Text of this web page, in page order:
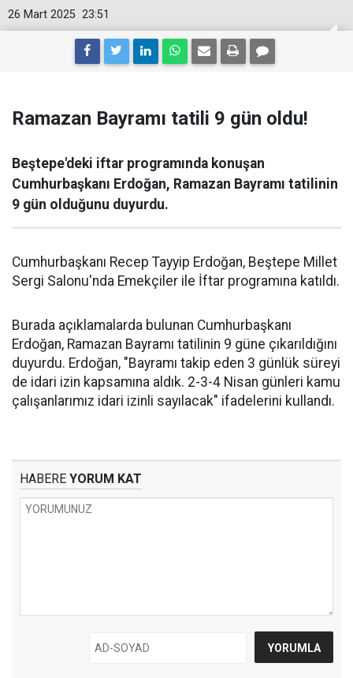
23:51
26 Mart 2025
Ramazan Bayramı tatili 9 gün oldu!
Beştepe'deki iftar programında konuşan
Cumhurbaşkanı Erdoğan, Ramazan Bayramı tatilinin
9 gün olduğunu duyurdu.
Cumhurbaşkanı Recep Tayyip Erdoğan, Beştepe Millet
Sergi Salonu'nda Emekçiler ile İftar programına katıldı.
Burada açıklamalarda bulunan Cumhurbaşkanı
Erdoğan, Ramazan Bayramı tatilinin 9 güne çıkarıldığını
duyurdu. Erdoğan, "Bayramı takip eden 3 günlük süreyi
de idari izin kapsamına aldık. 2-3-4 Nisan günleri kamu
çalışanlarımız idari izinli sayılacak" ifadelerini kullandı.
HABERE YORUM KAT